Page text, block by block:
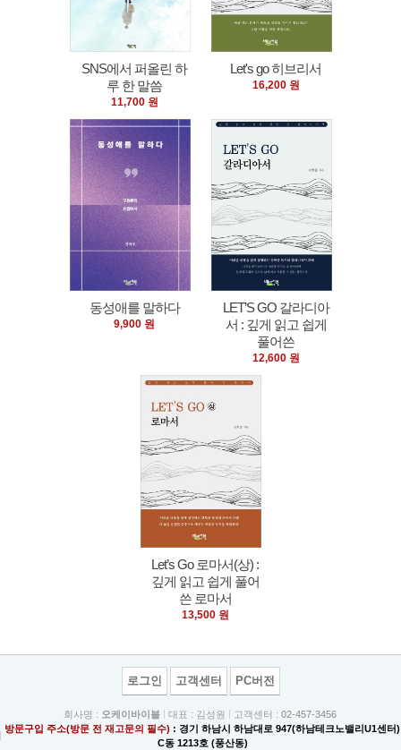
SNS에서 퍼올린 하
루 한 말씀
11,700 원
Let's go 히브리서
16,200 원
동성애를 말하다
9,900 원
LET’S GO 갈라디아
서 : 깊게 읽고 쉽게
풀어쓴
12,600 원
Let’s Go 로마서(상) :
깊게 읽고 쉽게 풀어
쓴 로마서
13,500 원
로그인 고객센터 PC버전
회사명 : 오케이바이블 대표 : 김성원 고객센터 : 02-457-3456
방문구입 주소(방문 전 재고문의 필수) : 경기 하남시 하남대로 947(하남테크노밸리U1센터)
C동 1213호 (풍산동)